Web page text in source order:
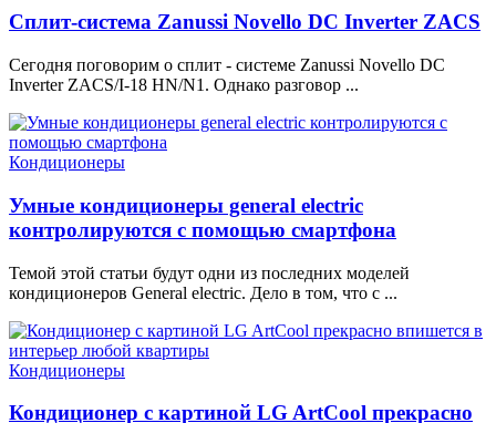
Сплит-система Zanussi Novello DC Inverter ZACS
Сегодня поговорим о сплит - системе Zanussi Novello DC
Inverter ZACS/I-18 HN/N1. Однако разговор ...
Кондиционеры
Умные кондиционеры general electric
контролируются с помощью смартфона
Темой этой статьи будут одни из последних моделей
кондиционеров General electric. Дело в том, что с ...
Кондиционеры
Кондиционер с картиной LG ArtCool прекрасно